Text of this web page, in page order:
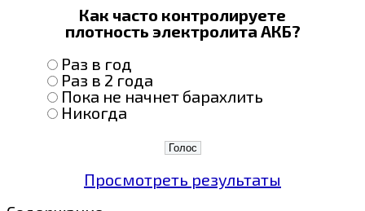
Как часто контролируете
плотность электролита АКБ?
Раз в год
Раз в 2 года
Пока не начнет барахлить
Никогда
Просмотреть результаты